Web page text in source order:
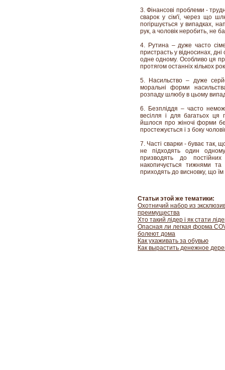
3. Фінансові проблеми -
сварок у сім'ї, через що
погіршується у випадках,
рук, а чоловік неробить, не
4. Рутина – дуже часто
пристрасть у відносинах,
одне одному. Особливо ця
протягом останніх кількох
5. Насильство – дуже
моральні форми
розпаду шлюбу в цьому
6. Безпліддя – часто
весілля і для багатьох
йшлося про жіночі форми
простежується і з боку
7. Часті сварки - буває так,
не підходять один
призводять до
накопичується тижнями
приходять до висновку, що
Статьи этой же тематики:
Охотничий набор из
преимущества
Хто такий лідер і як стати
Опасная ли легкая форма
болеют дома
Как ухаживать за обувью
Как вырастить денежное